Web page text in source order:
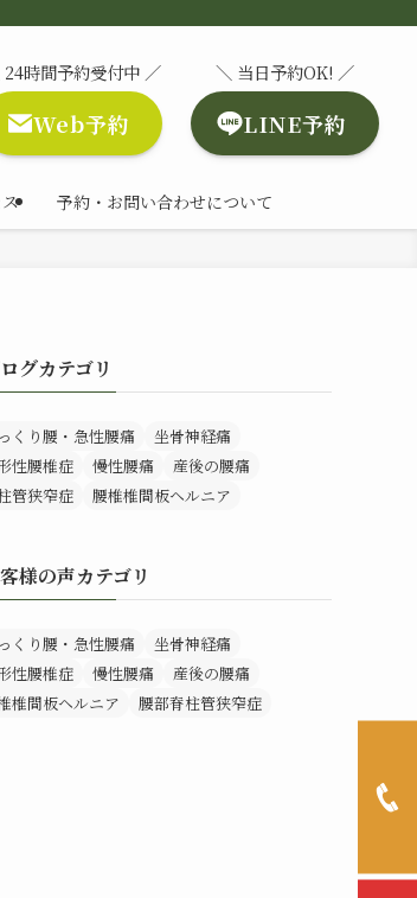
予約・お問い合わせについて
24時間予約受付中 ／
Web予約
＼ 当日予約OK! ／
LINE予約
グカテゴリ
くり腰・急性腰痛
坐骨神経痛
性腰椎症
慢性腰痛
産後の腰痛
管狭窄症
腰椎椎間板ヘルニア
様の声カテゴリ
くり腰・急性腰痛
坐骨神経痛
性腰椎症
慢性腰痛
産後の腰痛
椎間板ヘルニア
腰部脊柱管狭窄症